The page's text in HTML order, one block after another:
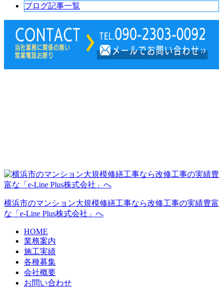
ブログ記事一覧
横浜市のマンション大規模修繕工事なら改修工事の実績豊富
な「e-Line Plus株式会社」へ
HOME
業務案内
施工実績
各種募集
会社概要
お問い合わせ